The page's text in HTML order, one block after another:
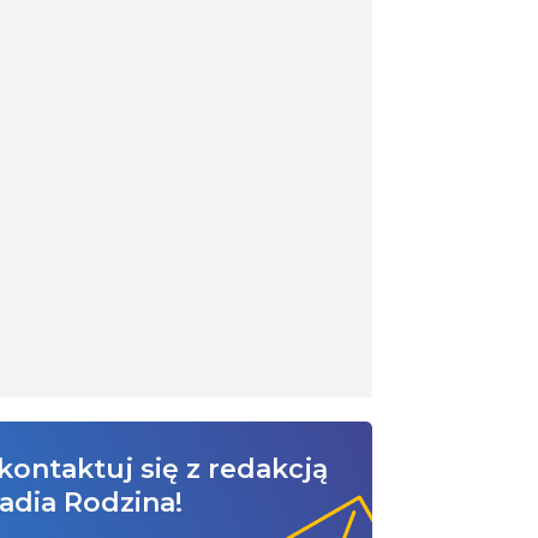
się z redakcją
Rodzina!